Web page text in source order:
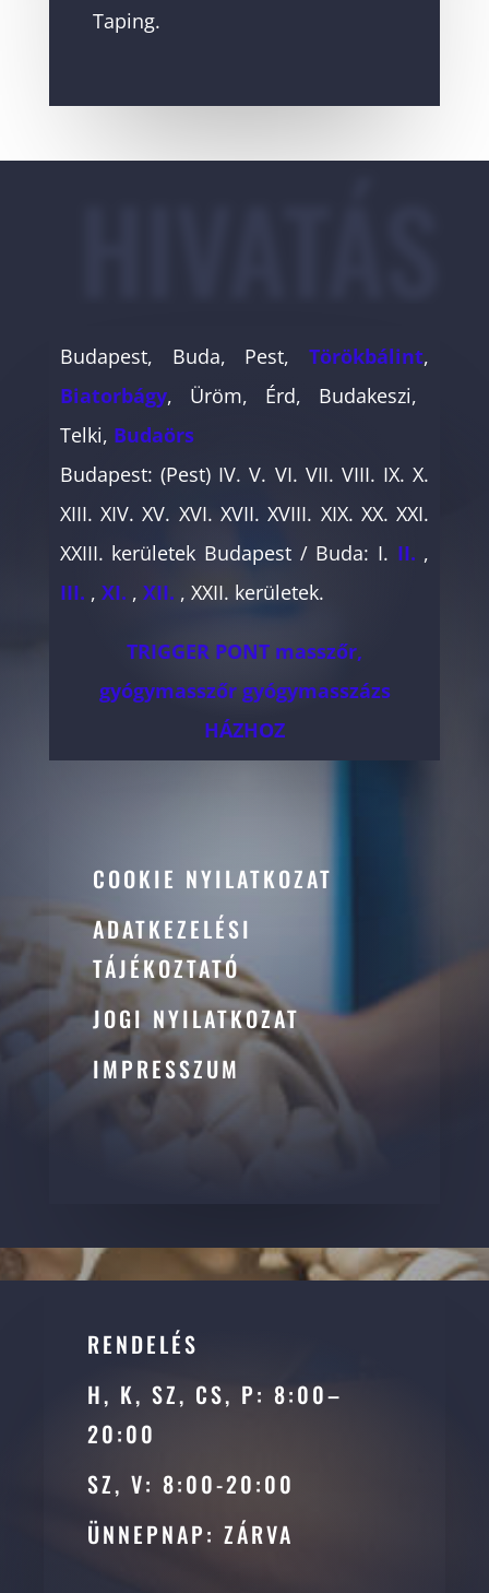
Taping.
Budapest, Buda, Pest,Törökbálint,
Biatorbágy, Üröm, Érd, Budakeszi,
Telki, Budaörs
Budapest: (Pest) IV. V. VI. VII. VIII. IX. X.
XIII. XIV. XV. XVI. XVII. XVIII. XIX. XX. XXI.
XXIII. kerületek Budapest / Buda: I. II. ,
III. , XI. , XII. , XXII. kerületek.
TRIGGER PONT masszőr,
gyógymasszőr gyógymasszázs
HÁZHOZ
COOKIE NYILATKOZAT
ADATKEZELÉSI
TÁJÉKOZTATÓ
JOGI NYILATKOZAT
IMPRESSZUM
RENDELÉS
H, K, SZ, CS, P: 8:00–
20:00
SZ, V: 8:00-20:00
ÜNNEPNAP: ZÁRVA